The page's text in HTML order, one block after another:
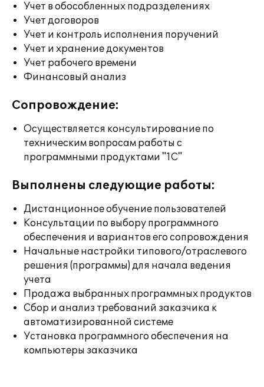
Учет в обособленных подразделениях
Учет договоров
Учет и контроль исполнения поручений
Учет и хранение документов
Учет рабочего времени
Финансовый анализ
Сопровождение:
Осуществляется консультирование по
техническим вопросам работы с
программными продуктами "1С"
Выполнены следующие работы:
Дистанционное обучение пользователей
Консультации по выбору программного
обеспечения и вариантов его сопровождения
Начальные настройки типового/отраслевого
решения (программы) для начала ведения
учета
Продажа выбранных программных продуктов
Сбор и анализ требований заказчика к
автоматизированной системе
Установка программного обеспечения на
компьютеры заказчика